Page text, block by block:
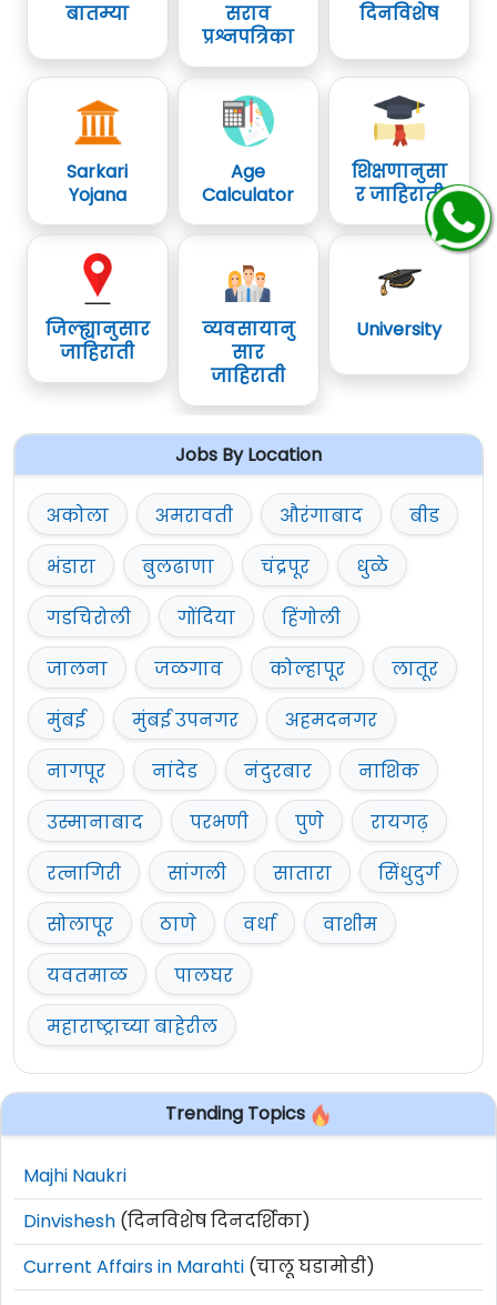
बातम्या
सराव
प्रश्नपत्रिका
दिनविशेष
Sarkari
Yojana
Age
Calculator
शिक्षणानुसा
र जाहिराती
जिल्ह्यानुसार
जाहिराती
व्यवसायानु
सार
जाहिराती
University
Jobs By Location
अकोला अमरावती औरंगाबाद
बीड
भंडारा
बुलढाणा चंद्रपूर
धुळे
गडचिरोली
गोंदिया
हिंगोली
जालना
जळगाव कोल्हापूर
लातूर
मुंबई
मुंबई उपनगर
अहमदनगर
नागपूर
नांदेड नंदुरबार
नाशिक
उस्मानाबाद
परभणी पुणे
रायगढ़
रत्नागिरी
सांगली सातारा
सिंधुदुर्ग
सोलापूर
ठाणे वर्धा
वाशीम
यवतमाळ
पालघर
महाराष्ट्राच्या बाहेरील
Trending Topics
Majhi Naukri
Dinvishesh (दिनविशेष दिनदर्शिका)
Current Affairs in Marahti (चालू घडामोडी)